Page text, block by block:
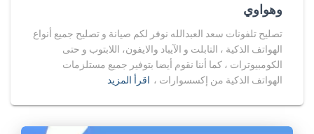
وهواوي
تصليح تلفونات سعد العبدالله نوفر لكم صيانة و تصليح جميع أنواع
الهواتف الذكية ، التابلت و الآيباد والايفون، اللابتوب و حتى
الكومبيوترات ، كما أننا نقوم أيضا بتوفير جميع مستلزمات
الهواتف الذكية من إكسسوارات ، اقرأ المزيد